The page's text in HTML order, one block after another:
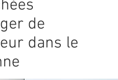
de
dans le